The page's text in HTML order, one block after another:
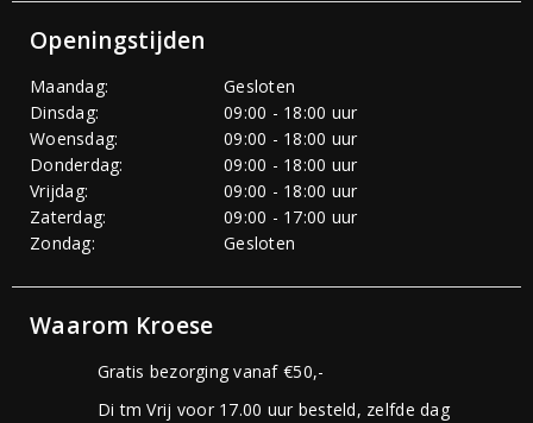
Openingstijden
Maandag:
Gesloten
Dinsdag:
09:00 - 18:00 uur
Woensdag:
09:00 - 18:00 uur
Donderdag:
09:00 - 18:00 uur
Vrijdag:
09:00 - 18:00 uur
Zaterdag:
09:00 - 17:00 uur
Zondag:
Gesloten
Waarom Kroese
Gratis bezorging vanaf €50,-
Di tm Vrij voor 17.00 uur besteld, zelfde dag